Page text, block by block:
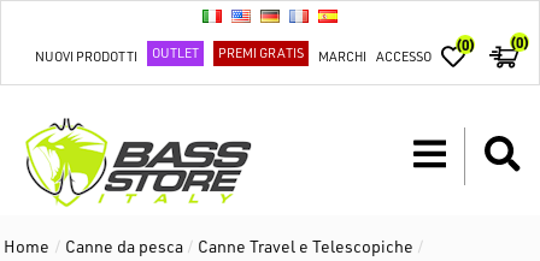
NUOVI PRODOTTI OUTLET PREMI GRATIS MARCHI ACCESSO
(0) (0)
Home / Canne da pesca / Canne Travel e Telescopiche /